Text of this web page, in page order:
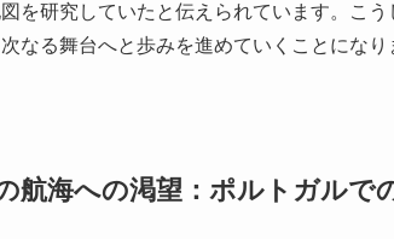
を研究していたと伝えられています。こう
なる舞台へと歩みを進めていくことになり
航海への渇望：ポルトガルで